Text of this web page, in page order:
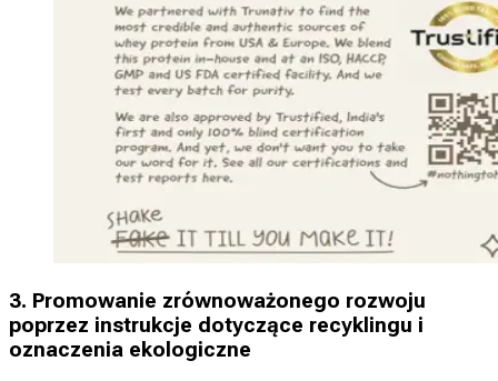
3. Promowanie zrównoważonego rozwoju
poprzez instrukcje dotyczące recyklingu i
oznaczenia ekologiczne